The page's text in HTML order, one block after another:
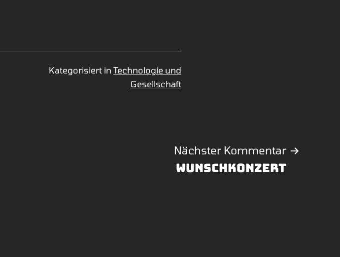
Kategorisiert in Technologie und
Gesellschaft
Nächster Kommentar
Wunschkonzert